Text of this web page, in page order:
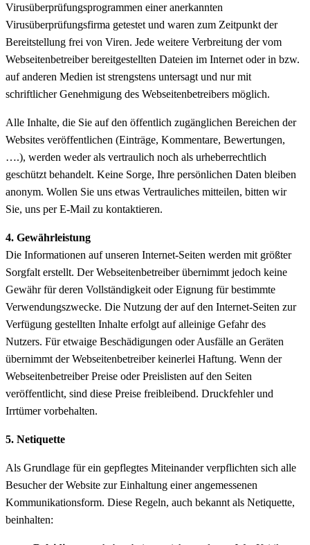
Virusüberprüfungsprogrammen einer anerkannten
Virusüberprüfungsfirma getestet und waren zum Zeitpunkt der
Bereitstellung frei von Viren. Jede weitere Verbreitung der vom
Webseitenbetreiber bereitgestellten Dateien im Internet oder in bzw.
auf anderen Medien ist strengstens untersagt und nur mit
schriftlicher Genehmigung des Webseitenbetreibers möglich.
Alle Inhalte, die Sie auf den öffentlich zugänglichen Bereichen der
Websites veröffentlichen (Einträge, Kommentare, Bewertungen,
….), werden weder als vertraulich noch als urheberrechtlich
geschützt behandelt. Keine Sorge, Ihre persönlichen Daten bleiben
anonym. Wollen Sie uns etwas Vertrauliches mitteilen, bitten wir
Sie, uns per E-Mail zu kontaktieren.
4. Gewährleistung
Die Informationen auf unseren Internet-Seiten werden mit größter
Sorgfalt erstellt. Der Webseitenbetreiber übernimmt jedoch keine
Gewähr für deren Vollständigkeit oder Eignung für bestimmte
Verwendungszwecke. Die Nutzung der auf den Internet-Seiten zur
Verfügung gestellten Inhalte erfolgt auf alleinige Gefahr des
Nutzers. Für etwaige Beschädigungen oder Ausfälle an Geräten
übernimmt der Webseitenbetreiber keinerlei Haftung. Wenn der
Webseitenbetreiber Preise oder Preislisten auf den Seiten
veröffentlicht, sind diese Preise freibleibend. Druckfehler und
Irrtümer vorbehalten.
5. Netiquette
Als Grundlage für ein gepflegtes Miteinander verpflichten sich alle
Besucher der Website zur Einhaltung einer angemessenen
Kommunikationsform. Diese Regeln, auch bekannt als Netiquette,
beinhalten: